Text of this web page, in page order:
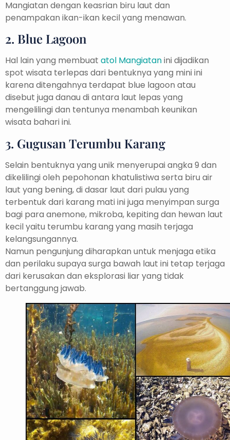
Mangiatan dengan keasrian biru laut dan
penampakan ikan-ikan kecil yang menawan.
2. Blue Lagoon
Hal lain yang membuat atol Mangiatanini dijadikan
spot wisata terlepas dari bentuknya yang mini ini
karena ditengahnya terdapat blue lagoon atau
disebut juga danau di antara laut lepas yang
mengelilingi dan tentunya menambah keunikan
wisata bahari ini.
3. Gugusan Terumbu Karang
Selain bentuknya yang unik menyerupai angka 9 dan
dikelilingi oleh pepohonan khatulistiwa serta biru air
laut yang bening, di dasar laut dari pulau yang
terbentuk dari karang mati ini juga menyimpan surga
bagi para anemone, mikroba, kepiting dan hewan laut
kecil yaitu terumbu karang yang masih terjaga
kelangsungannya.
Namun pengunjung diharapkan untuk menjaga etika
dan perilaku supaya surga bawah laut ini tetap terjaga
dari kerusakan dan eksplorasi liar yang tidak
bertanggung jawab.